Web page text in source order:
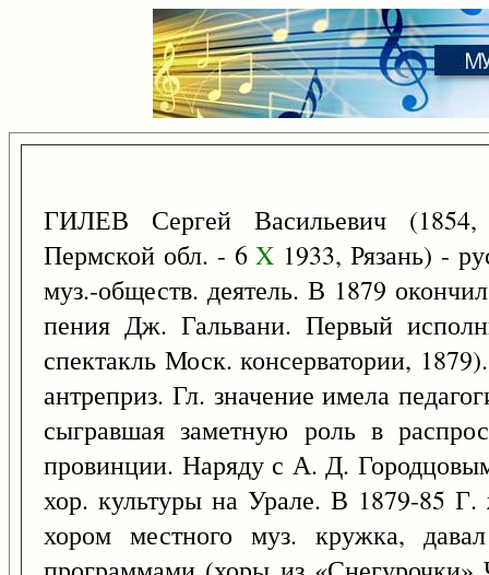
ГИЛЕВ Сергей Васильевич
Пермской обл. - 6X 1933, Рязань) -
муз.-обществ. деятель. В 1879
пения Дж. Гальвани. Первый
спектакль Моск. консерватории,
антреприз. Гл. значение имела
сыгравшая заметную роль в
провинции. Наряду с А. Д.
хор. культуры на Урале. В 1879-85 Г.
хором местного муз. кружка,